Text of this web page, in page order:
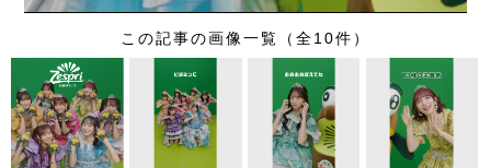
この記事の画像一覧（全10件）